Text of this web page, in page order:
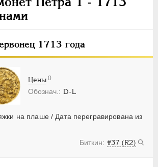
1713 года
D-L
на плаше / Дата перегравирована из
#37 (R2)
Цены 0
1730-1740
1762
1762-1796
1825
1855